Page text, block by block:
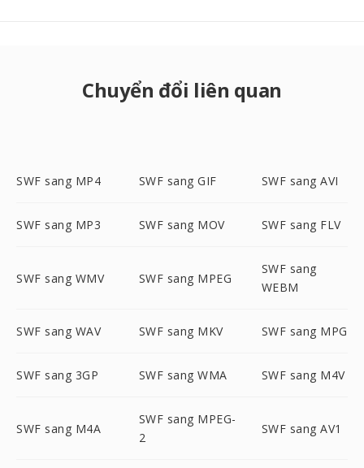
Chuyển đổi liên quan
SWF sang MP4 SWF sang GIF SWF sang AVI
SWF sang MP3 SWF sang MOV SWF sang FLV
SWF sang WMV SWF sang MPEG
SWF sang
WEBM
SWF sang WAV SWF sang MKV SWF sang MPG
SWF sang 3GP SWF sang WMA SWF sang M4V
SWF sang M4A
SWF sang MPEG-
2
SWF sang AV1